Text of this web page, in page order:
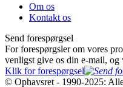
Om os
Kontakt os
Send forespørgsel
For forespørgsler om vores
venligst give os din e-mail,
Klik for forespørgsel
© Ophavsret - 1990-2025: